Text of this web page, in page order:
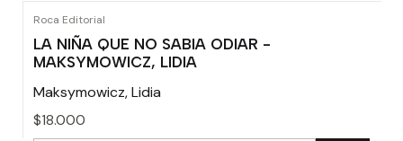
Roca Editorial
LA NIÑA QUE NO SABIA ODIAR -
MAKSYMOWICZ, LIDIA
Maksymowicz, Lidia
$18.000